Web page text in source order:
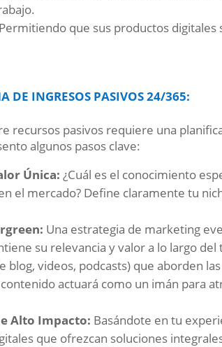
Permitiendo que sus productos digitales
DE INGRESOS PASIVOS 24/365:
recursos pasivos requiere una
algunos pasos clave:
Única: ¿Cuál es el conocimiento
el mercado? Define claramente tu
Una estrategia de marketing
su relevancia y valor a lo largo
videos, podcasts) que aborden
actuará como un imán para
Alto Impacto: Basándote en tu
que ofrezcan soluciones